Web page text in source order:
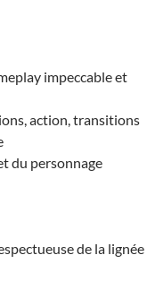
impeccable et
action, transitions
du personnage
de la lignée